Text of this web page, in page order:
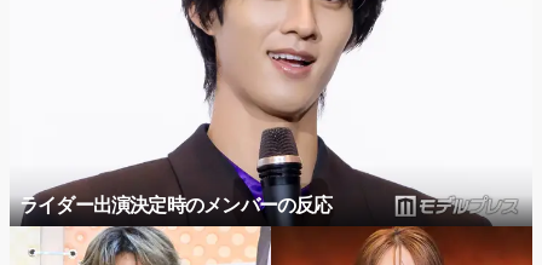
ライダー出演決定時のメンバーの反応